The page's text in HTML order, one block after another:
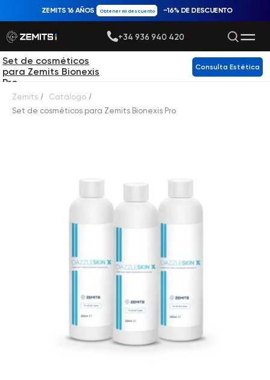
Obtener mi descuento
ZEMITS 16 AÑOS −16% DE DESCUENTO
+34 936 940 420
Set de cosméticos
para Zemits Bionexis
Pro
Consulta Estética
Zemits / Catálogo /
Set de cosméticos para Zemits Bionexis Pro